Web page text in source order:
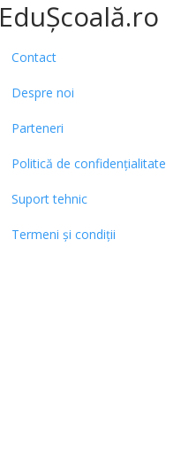
EduȘcoală.ro
Contact
Despre noi
Parteneri
Politică de confidențialitate
Suport tehnic
Termeni și condiții